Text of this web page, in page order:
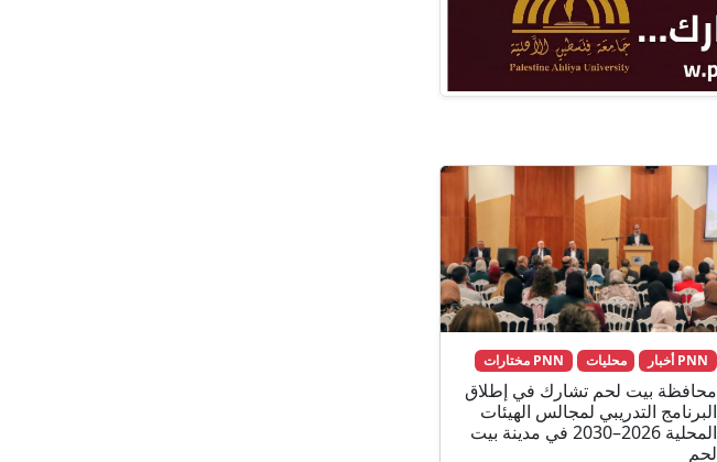
PNN أخبار محليات PNN مختارات
محافظة بيت لحم تشارك في إطلاق
البرنامج التدريبي لمجالس الهيئات
المحلية 2026–2030 في مدينة بيت
لحم